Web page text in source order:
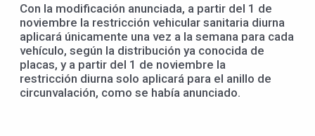
Con la modificación anunciada, a partir del 1 de
noviembre la restricción vehicular sanitaria diurna
aplicará únicamente una vez a la semana para cada
vehículo, según la distribución ya conocida de
placas, y a partir del 1 de noviembre la
restricción diurna solo aplicará para el anillo de
circunvalación, como se había anunciado.